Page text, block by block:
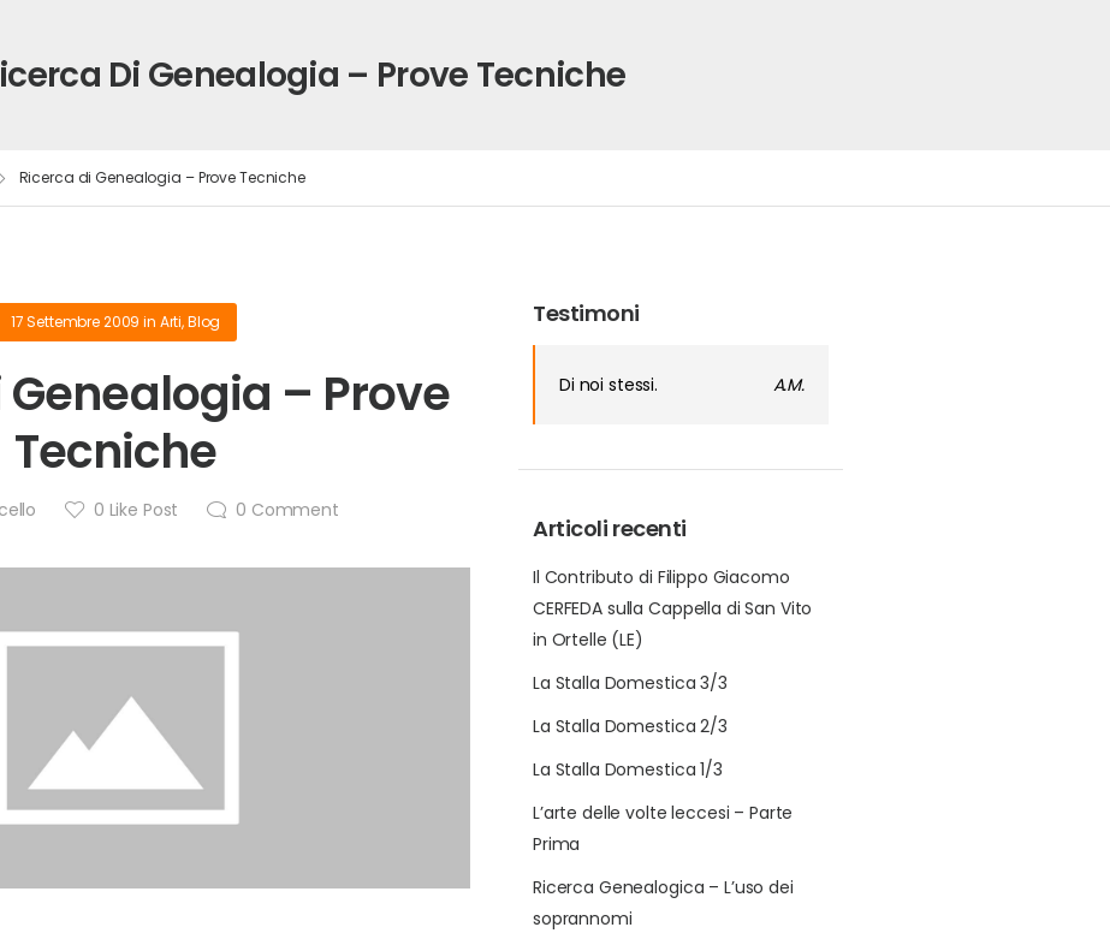
Di Genealogia – Prove Tecniche
Ricerca di Genealogia – Prove Tecniche
Testimoni
Di noi stessi. A.M.
Articoli recenti
Il Contributo di Filippo Giacomo
CERFEDA sulla Cappella di San Vito
in Ortelle (LE)
La Stalla Domestica 3/3
La Stalla Domestica 2/3
La Stalla Domestica 1/3
L’arte delle volte leccesi – Parte
Prima
Ricerca Genealogica – L’uso dei
soprannomi
17 Settembre 2009 in Arti,Blog
– Prove
Tecniche
0 Like Post 0 Comment